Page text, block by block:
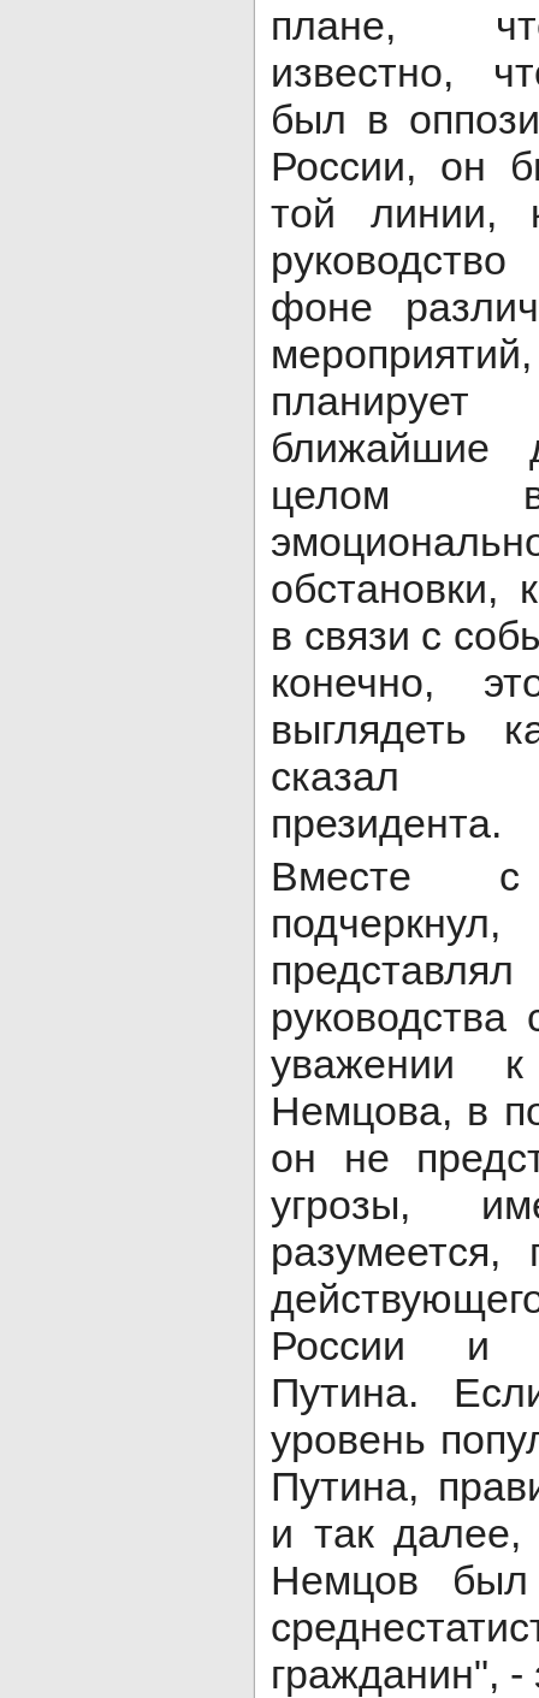
плане,
известно,
был в
России, он
той линии,
фоне
целом
в связи с
конечно,
выглядеть
сказал
президента.
Вместе
уважении
Немцова, в
он не
угрозы,
разумеется,
России и
Путина.
уровень
Путина,
и так
Немцов
гражданин", -